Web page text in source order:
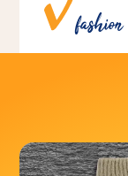
fashion